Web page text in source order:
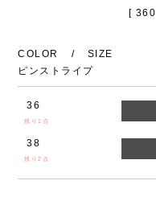
[ 360
COLOR
SIZE
ピンストライプ
36
残り1点
38
残り2点